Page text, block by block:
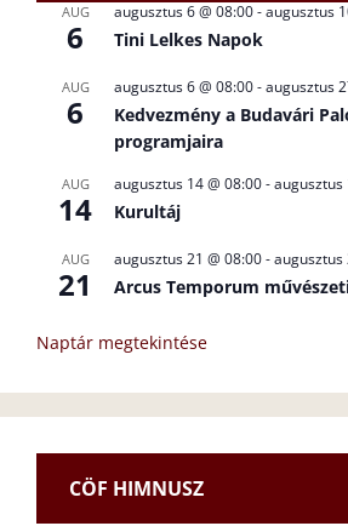
AUG
6
augusztus 6 @ 08:00-augusztus
Tini Lelkes Napok
AUG
6
augusztus 6 @ 08:00-augusztus
Kedvezmény a Budavári
programjaira
AUG
14
augusztus 14 @ 08:00-augusztus
Kurultáj
AUG
21
augusztus 21 @ 08:00-augusztus
Arcus Temporum
Naptár megtekintése
CÖF HIMNUSZ